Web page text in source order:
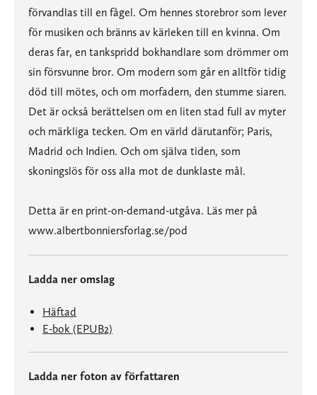
förvandlas till en fågel. Om hennes storebror som lever
för musiken och bränns av kärleken till en kvinna. Om
deras far, en tankspridd bokhandlare som drömmer om
sin försvunne bror. Om modern som går en alltför tidig
död till mötes, och om morfadern, den stumme siaren.
Det är också berättelsen om en liten stad full av myter
och märkliga tecken. Om en värld därutanför; Paris,
Madrid och Indien. Och om själva tiden, som
skoningslös för oss alla mot de dunklaste mål.
Detta är en print-on-demand-utgåva. Läs mer på
www.albertbonniersforlag.se/pod
Ladda ner omslag
Häftad
E-bok (EPUB2)
Ladda ner foton av författaren